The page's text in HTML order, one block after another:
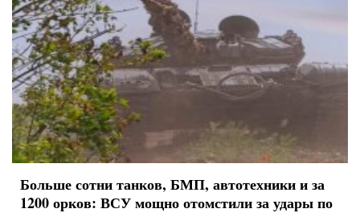
Больше сотни танков, БМП, автотехники и за
1200 орков: ВСУ мощно отомстили за удары по